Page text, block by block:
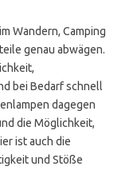
Wandern, Camping
genau abwägen.
bei Bedarf schnell
dagegen
die Möglichkeit,
ist auch die
und Stöße